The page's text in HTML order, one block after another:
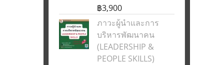
฿3,900
ภาวะผู้นำและการ
บริหารพัฒนาคน
(LEADERSHIP &
PEOPLE SKILLS)